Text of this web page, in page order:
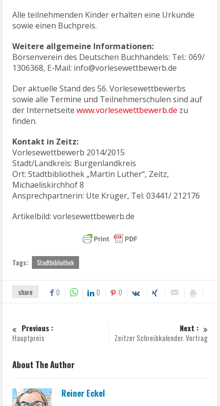
Alle teilnehmenden Kinder erhalten eine Urkunde
sowie einen Buchpreis.
Weitere allgemeine Informationen:
Börsenverein des Deutschen Buchhandels: Tel.: 069/
1306368, E-Mail: info@vorlesewettbewerb.de
Der aktuelle Stand des 56. Vorlesewettbewerbs
sowie alle Termine und Teilnehmerschulen sind auf
der Internetseitewww.vorlesewettbewerb.de zu
finden.
Kontakt in Zeitz:
Vorlesewettbewerb 2014/2015
Stadt/Landkreis: Burgenlandkreis
Ort: Stadtbibliothek „Martin Luther“, Zeitz,
Michaeliskirchhof 8
Ansprechpartnerin: Ute Krüger, Tel. 03441/ 212176
Artikelbild: vorlesewettbewerb.de
Tags: Stadtbibliothek
share 0 0 0
Previous :
Hauptpreis
Next :
Zeitzer Schreibkalender. Vortrag
About The Author
Reiner Eckel